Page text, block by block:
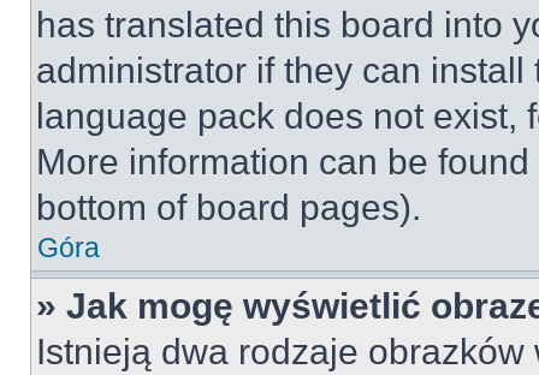
has translated this board into
administrator if they can
language pack does not exist,
More information can be
bottom of board pages).
Góra
» Jak mogę wyświetlić
Istnieją dwa rodzaje